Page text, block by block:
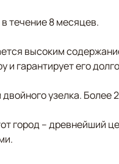
течение 8 месяцев.
высоким
и гарантирует его
узелка. Более
город – древнейший